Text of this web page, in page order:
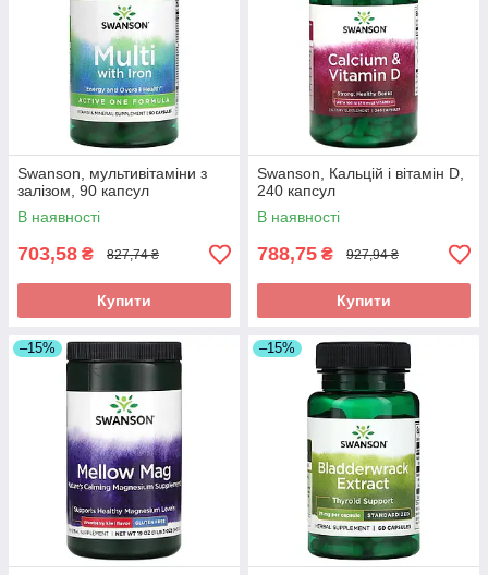
Swanson, мультивітаміни з
залізом, 90 капсул
В наявності
703,58 ₴ 827,74 ₴
Купити
Swanson, Кальцій і вітамін D,
240 капсул
В наявності
788,75 ₴ 927,94 ₴
Купити
–15% –15%